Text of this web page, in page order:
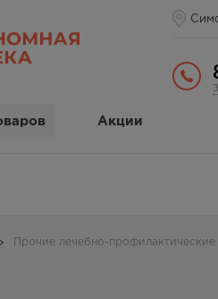
Акции
Прочие лечебно-профилактические